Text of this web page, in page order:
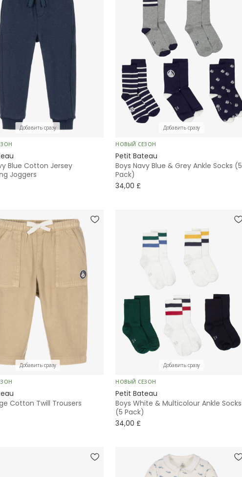
Добавить сразу
Blue Cotton Jersey
Joggers
Добавить сразу
НОВЫЙ СЕЗОН
Petit Bateau
Boys Navy Blue & Grey Ankle Socks (5
Pack)
34,00 £
Добавить сразу
Cotton Twill Trousers
Добавить сразу
НОВЫЙ СЕЗОН
Petit Bateau
Boys White & Multicolour Ankle Socks
(5 Pack)
34,00 £